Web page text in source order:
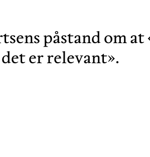
påstand om
er relevant».